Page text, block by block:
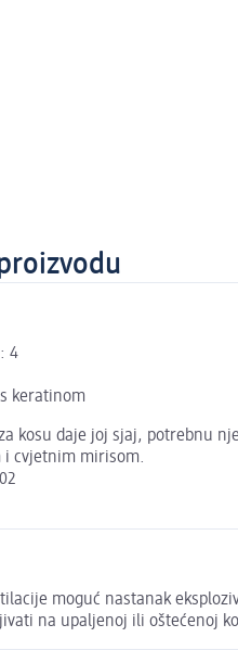
4
keratinom
kosu daje joj sjaj, potrebnu
i cvjetnim mirisom.
moguć nastanak
na upaljenoj ili oštećenoj